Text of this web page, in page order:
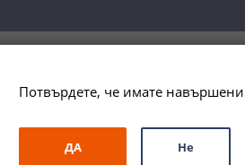
ДРУГИ ЗА ПОДАРЪК ПРОМО
Потвърдете, че имате
ДА Не